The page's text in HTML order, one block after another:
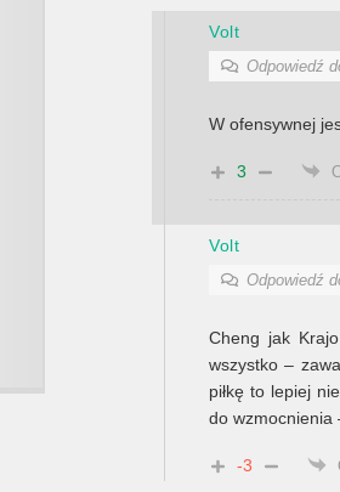
Volt
Odpowiedź
W ofensywnej
3
Volt
Odpowiedź
Cheng jak
wszystko –
piłkę to lepiej
do wzmocnienia
-3